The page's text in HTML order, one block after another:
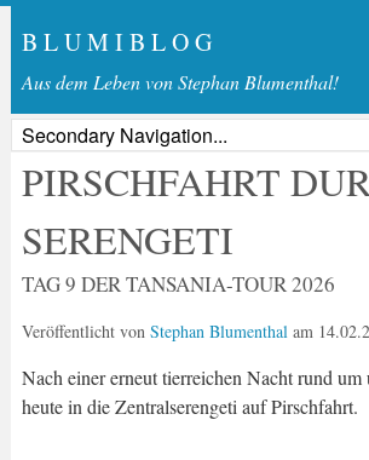
B L U M I B L O G
Aus dem Leben von Stephan Blumenthal!
PIRSCHFAHRT
SERENGETI
TAG 9 DER TANSANIA-TOUR 2026
Veröffentlicht von Stephan Blumenthalam
Nach einer erneut tierreichen Nacht rund um
heute in die Zentralserengeti auf Pirschfahrt.